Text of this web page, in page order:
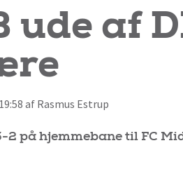
ude af
af Rasmus Estrup
2 på hjemmebane til FC